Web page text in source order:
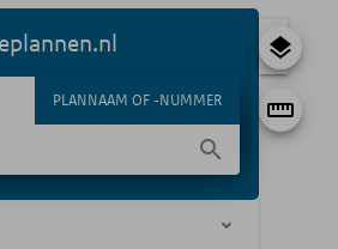
PLANNAAM OF -NUMMER